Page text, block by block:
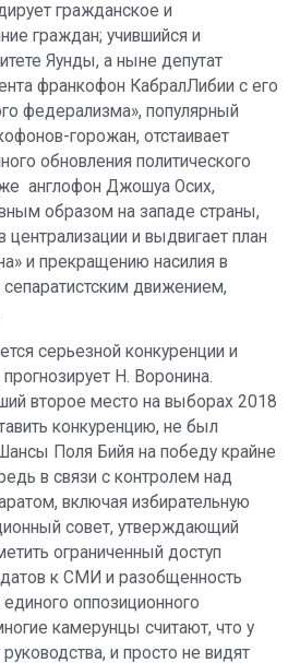
гражданское и
граждан; учившийся и
Яунды, а ныне депутат
франкофон КабралЛибии с его
федерализма», популярный
горожан, отстаивает
обновления политического
англофон Джошуа Осих,
образом на западе страны,
централизации и выдвигает план
и прекращению насилия в
движением,
серьезной конкуренции и
Н. Воронина.
второе место на выборах 2018
конкуренцию, не был
Поля Бийя на победу крайне
в связи с контролем над
включая избирательную
совет, утверждающий
ограниченный доступ
к СМИ и разобщенность
единого оппозиционного
камерунцы считают, что у
и просто не видят